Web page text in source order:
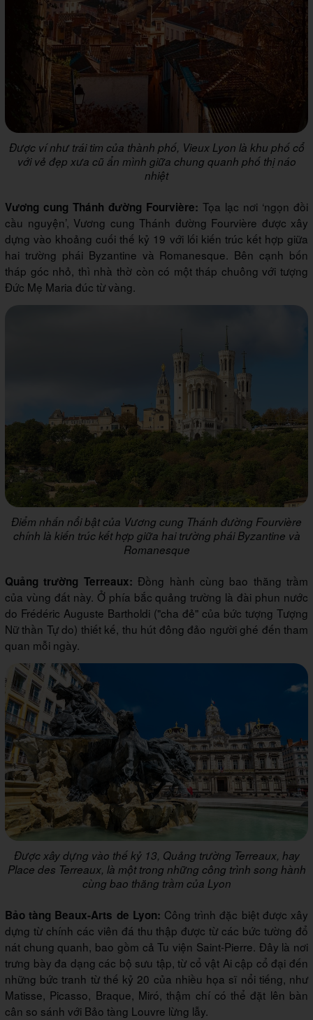
Được ví như trái tim của thành phố, Vieux Lyon là khu phố cổ
với vẻ đẹp xưa cũ ẩn mình giữa chung quanh phố thị náo
nhiệt
Vương cung Thánh đường Fourvière: Tọa lạc nơi ‘ngọn đồi
cầu nguyện’, Vương cung Thánh đường Fourvière được xây
dựng vào khoảng cuối thế kỷ 19 với lối kiến trúc kết hợp giữa
hai trường phái Byzantine và Romanesque. Bên cạnh bốn
tháp góc nhỏ, thì nhà thờ còn có một tháp chuông với tượng
Đức Mẹ Maria đúc từ vàng.
Điểm nhấn nổi bật của Vương cung Thánh đường Fourvière
chính là kiến trúc kết hợp giữa hai trường phái Byzantine và
Romanesque
Quảng trường Terreaux: Đồng hành cùng bao thăng trầm
của vùng đất này. Ở phía bắc quảng trường là đài phun nước
do Frédéric Auguste Bartholdi ("cha đẻ" của bức tượng Tượng
Nữ thần Tự do) thiết kế, thu hút đông đảo người ghé đến tham
quan mỗi ngày.
Được xây dựng vào thế kỷ 13, Quảng trường Terreaux, hay
Place des Terreaux, là một trong những công trình song hành
cùng bao thăng trầm của Lyon
Bảo tàng Beaux-Arts de Lyon: Công trình đặc biệt được xây
dựng từ chính các viên đá thu thập được từ các bức tường đổ
nát chung quanh, bao gồm cả Tu viện Saint-Pierre. Đây là nơi
trưng bày đa dạng các bộ sưu tập, từ cổ vật Ai cập cổ đại đến
những bức tranh từ thế kỷ 20 của nhiều họa sĩ nổi tiếng, như
Matisse, Picasso, Braque, Miró, thậm chí có thể đặt lên bàn
cân so sánh với Bảo tàng Louvre lừng lẫy.